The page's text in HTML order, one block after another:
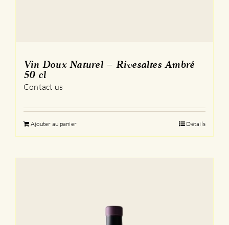
Vin Doux Naturel – Rivesaltes Ambré
50 cl
Contact us
Ajouter au panier Détails